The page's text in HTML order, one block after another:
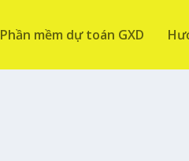
Phần mềm dự toán GXD